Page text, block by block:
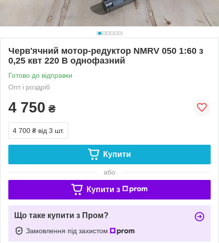
Черв'ячний мотор-редуктор NMRV 050 1:60 з
0,25 квт 220 В однофазний
Готово до відправки
Опт і роздріб
4 750 ₴
4 700 ₴ від 3 шт.
Купити
або
Купити з
Що таке купити з Пром?
Замовлення під захистом